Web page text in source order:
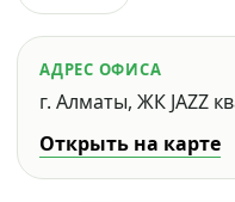
АДРЕС ОФИСА
г. Алматы, ЖК JAZZ
Открыть на карте